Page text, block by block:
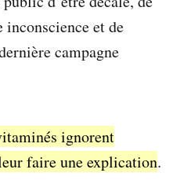
inconscience et de
campagne
ignorent
faire une explication.